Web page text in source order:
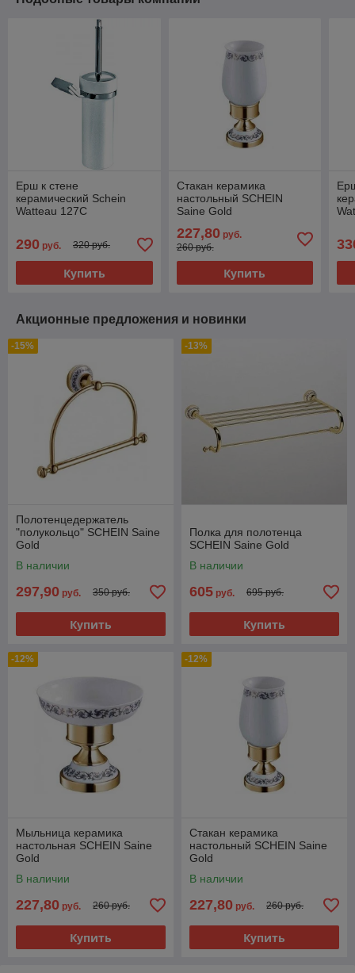
Ерш к стене
керамический Schein
Watteau 127C
290 руб. 320 руб.
Купить
Стакан керамика
настольный SCHEIN
Saine Gold
227,80 руб.
260 руб.
Купить
Акционные предложения и новинки
-15%
Полотенцедержатель
"полукольцо" SCHEIN Saine
Gold
В наличии
297,90 руб. 350 руб.
Купить
-13%
Полка для полотенца
SCHEIN Saine Gold
В наличии
605 руб. 695 руб.
Купить
-12%
Мыльница керамика
настольная SCHEIN Saine
Gold
В наличии
227,80 руб. 260 руб.
Купить
-12%
Стакан керамика
настольный SCHEIN Saine
Gold
В наличии
227,80 руб. 260 руб.
Купить